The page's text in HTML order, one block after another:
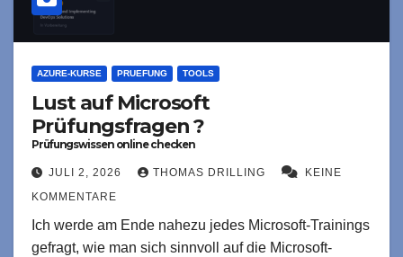
AZURE-KURSE PRUEFUNG TOOLS
Lust auf Microsoft
Prüfungsfragen ?
Prüfungswissen online checken
JULI 2, 2026 THOMAS DRILLING
KEINE
KOMMENTARE
Ich werde am Ende nahezu jedes Microsoft-Trainings
gefragt, wie man sich sinnvoll auf die Microsoft-